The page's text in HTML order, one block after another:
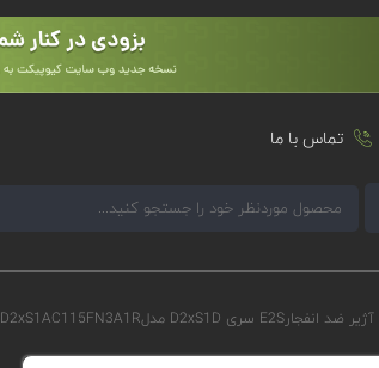
تماس با ما
آژیر ضد انفجارE2S سری D2xS1D مدلD2xS1AC115FN3A1R